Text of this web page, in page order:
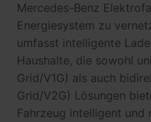
Mercedes-Benz
Energiesystem zu
umfasst intelligente
Haushalte, die sowohl
Grid/V1G) als auch
Grid/V2G) Lösungen
Fahrzeug intelligent